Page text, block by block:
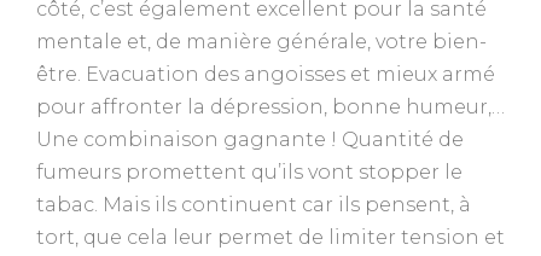
côté, c’est également excellent pour la santé
mentale et, de manière générale, votre bien-
être. Evacuation des angoisses et mieux armé
pour affronter la dépression, bonne humeur,…
Une combinaison gagnante ! Quantité de
fumeurs promettent qu’ils vont stopper le
tabac. Mais ils continuent car ils pensent, à
tort, que cela leur permet de limiter tension et